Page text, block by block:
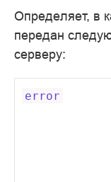
Определяет, в
передан
серверу:
error